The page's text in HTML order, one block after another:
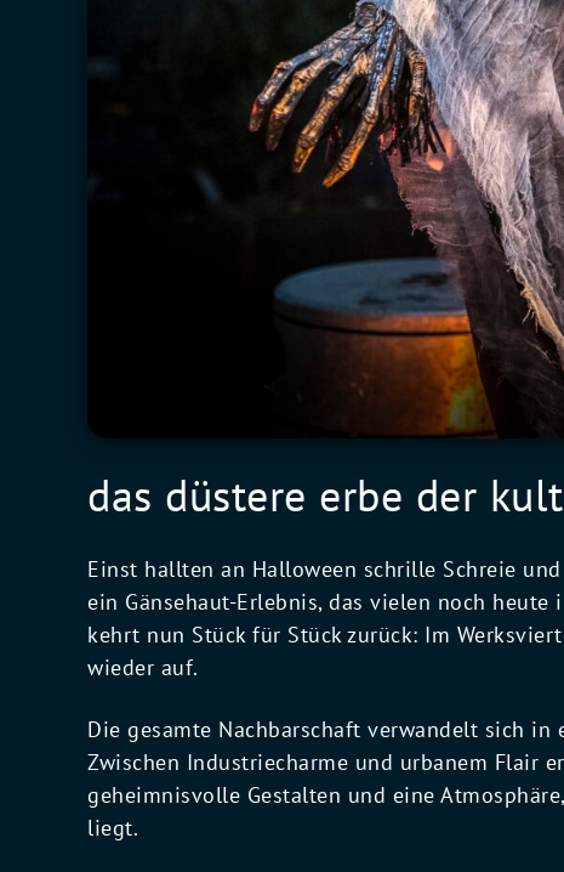
das düstere erbe der
Einst hallten an Halloween schrille Schreie
ein Gänsehaut-Erlebnis, das vielen noch
kehrt nun Stück für Stück zurück: Im
wieder auf.
Die gesamte Nachbarschaft verwandelt sich in
Zwischen Industriecharme und urbanem Flair
geheimnisvolle Gestalten und eine
liegt.